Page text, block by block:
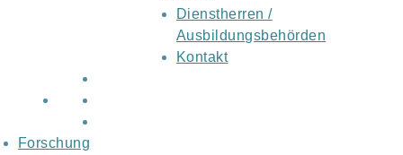
Dienstherren /
Ausbildungsbehörden
Kontakt
Forschung